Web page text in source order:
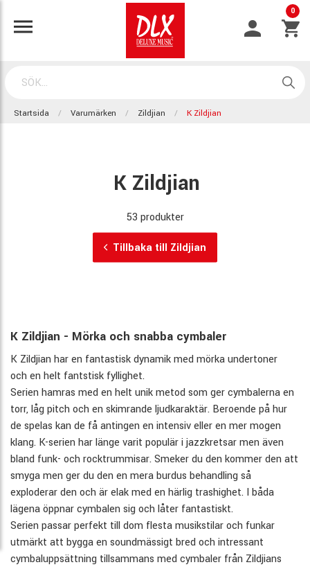
0
Startsida Varumärken Zildjian K Zildjian
K Zildjian
53 produkter
Tillbaka till Zildjian
K Zildjian - Mörka och snabba cymbaler
K Zildjian har en fantastisk dynamik med mörka undertoner
och en helt fantstisk fyllighet.
Serien hamras med en helt unik metod som ger cymbalerna en
torr, låg pitch och en skimrande ljudkaraktär. Beroende på hur
de spelas kan de få antingen en intensiv eller en mer mogen
klang. K-serien har länge varit populär i jazzkretsar men även
bland funk- och rocktrummisar. Smeker du den kommer den att
smyga men ger du den en mera burdus behandling så
exploderar den och är elak med en härlig trashighet. I båda
lägena öppnar cymbalen sig och låter fantastiskt.
Serien passar perfekt till dom flesta musikstilar och funkar
utmärkt att bygga en soundmässigt bred och intressant
cymbaluppsättning tillsammans med cymbaler från Zildjians